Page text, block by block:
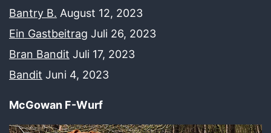
Bantry B. August 12, 2023
Ein Gastbeitrag Juli 26, 2023
Bran Bandit Juli 17, 2023
Bandit Juni 4, 2023
McGowan F-Wurf